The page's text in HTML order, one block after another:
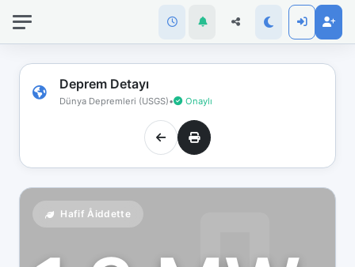
Deprem Detayı
Dünya Depremleri (USGS)• Onaylı
Hafif Åiddette
bağlantınız
koptu!
Çevrimdışı
moddasınız.